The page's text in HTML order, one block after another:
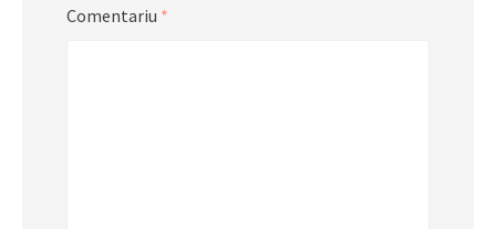
Comentariu *